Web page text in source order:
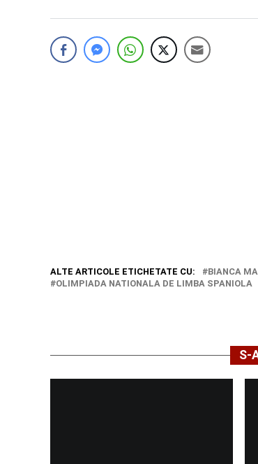
ALTE ARTICOLE ETICHETATE CU: BIANCA
OLIMPIADA NATIONALA DE LIMBA SPANIOLA
S-